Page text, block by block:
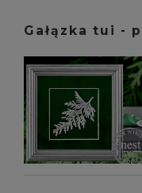
Gałązka tui -